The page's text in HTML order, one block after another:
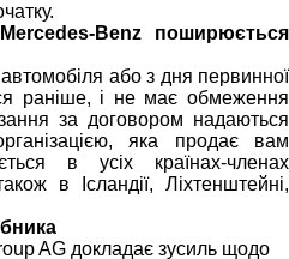
Benz поширюється
або з дня первинної
раніше, і не має обмеження
за договором надаються
яка продає вам
в усіх країнах-членах
в Ісландії, Ліхтенштейні,
AG докладає зусиль щодо